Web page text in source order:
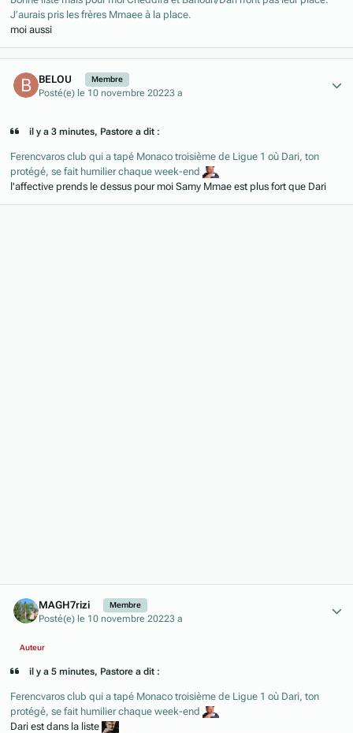
J’aurais pris les frères Mmaee à la place.
moi aussi
BELOU Membre
Posté(e) le 10 novembre 20223 a
il y a 3 minutes, Pastore a dit :
Ferencvaros club qui a tapé Monaco troisième de Ligue 1 où Dari, ton
protégé, se fait humilier chaque week-end
l'affective prends le dessus pour moi Samy Mmae est plus fort que Dari
MAGH7rizi Membre
Posté(e) le 10 novembre 20223 a
Auteur
il y a 5 minutes, Pastore a dit :
Ferencvaros club qui a tapé Monaco troisième de Ligue 1 où Dari, ton
protégé, se fait humilier chaque week-end
Dari est dans la liste